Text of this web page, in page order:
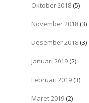
Oktober 2018 (5)
November 2018 (3)
Desember 2018 (3)
Januari 2019 (2)
Februari 2019 (3)
Maret 2019 (2)